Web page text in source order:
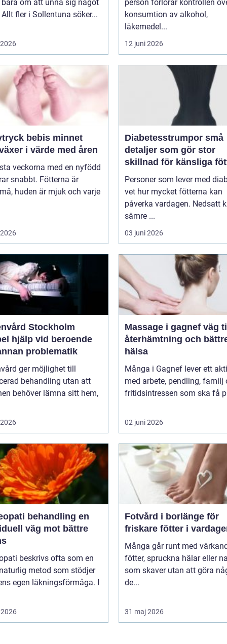
om att unna sig något
fler i Sollentuna söker...
person förlorar kontrollen
konsumtion av alkohol,
läkemedel...
12 juni 2026
bebis minnet
i värde med åren
veckorna med en nyfödd
snabbt. Fötterna är
huden är mjuk och varje
Diabetesstrumpor små
detaljer som gör stor
skillnad för känsliga
Personer som lever med
vet hur mycket fötterna kan
påverka vardagen. Nedsatt
sämre ...
03 juni 2026
Stockholm
hjälp vid beroende
problematik
ger möjlighet till
behandling utan att
behöver lämna sitt hem,
Massage i gagnef väg till
återhämtning och
hälsa
Många i Gagnef lever ett
med arbete, pendling, familj
fritidsintressen som ska få
02 juni 2026
behandling en
väg mot bättre
beskrivs ofta som en
metod som stödjer
egen läkningsförmåga. I
Fotvård i borlänge för
friskare fötter i
Många går runt med
fötter, spruckna hälar eller
som skaver utan att göra
de...
31 maj 2026